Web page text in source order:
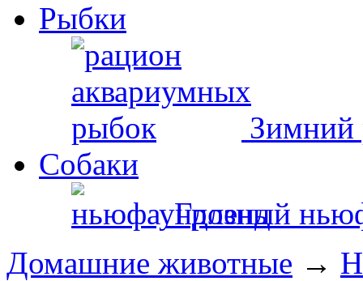
Рыбки
Зимний
Собаки
Грозный
Домашние животные →